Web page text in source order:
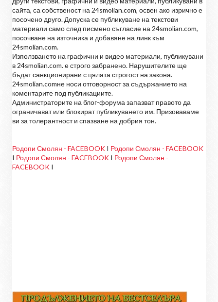
сайта, са собственост на 24smolian.com, освен ако изрично е
посочено друго. Допуска се публикуване на текстови
материали само след писмено съгласие на 24smolian.com,
посочване на източника и добавяне на линк към
24smolian.com.
Използването на графични и видео материали, публикувани
в 24smolian.com. е строго забранено. Нарушителите ще
бъдат санкционирани с цялата строгост на закона.
24smolian.comне носи отговорност за съдържанието на
коментарите под публикациите.
Администраторите на блог-форума запазват правото да
ограничават или блокират публикуването им. Призоваваме
ви за толерантност и спазване на добрия тон.
Родопи Смолян - FACEBOOK I Родопи Смолян - FACEBOOK
I Родопи Смолян - FACEBOOK I Родопи Смолян -
FACEBOOK I